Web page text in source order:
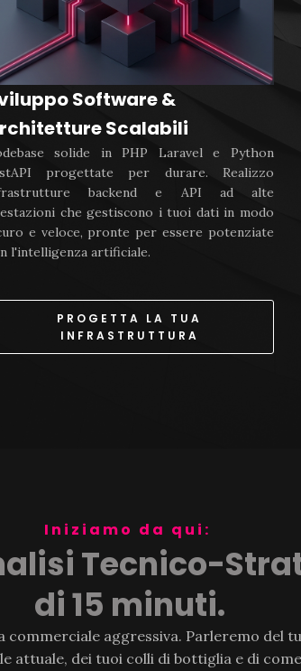
Software &
Scalabili
solide in PHP Laravel e Python
progettate per durare. Realizzo
backend e API ad alte
che gestiscono i tuoi dati in modo
e veloce, pronte per essere potenziate
l'intelligenza artificiale.
PROGETTA LA TUA
INFRASTRUTTURA
Iniziamo da qui:
Tecnico-
di 15 minuti.
commerciale aggressiva. Parleremo del
attuale, dei tuoi colli di bottiglia e di